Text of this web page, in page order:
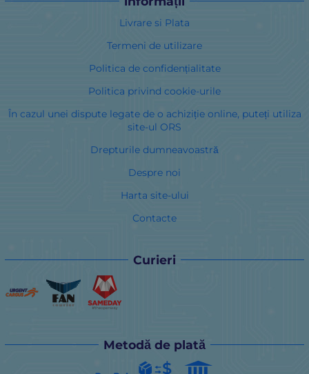
Livrare si Plata
Termeni de utilizare
Politica de confidențialitate
Politica privind cookie-urile
În cazul unei dispute legate de o achiziție online, puteți utiliza
site-ul ORS
Drepturile dumneavoastră
Despre noi
Harta site-ului
Contacte
Curieri
Metodă de plată